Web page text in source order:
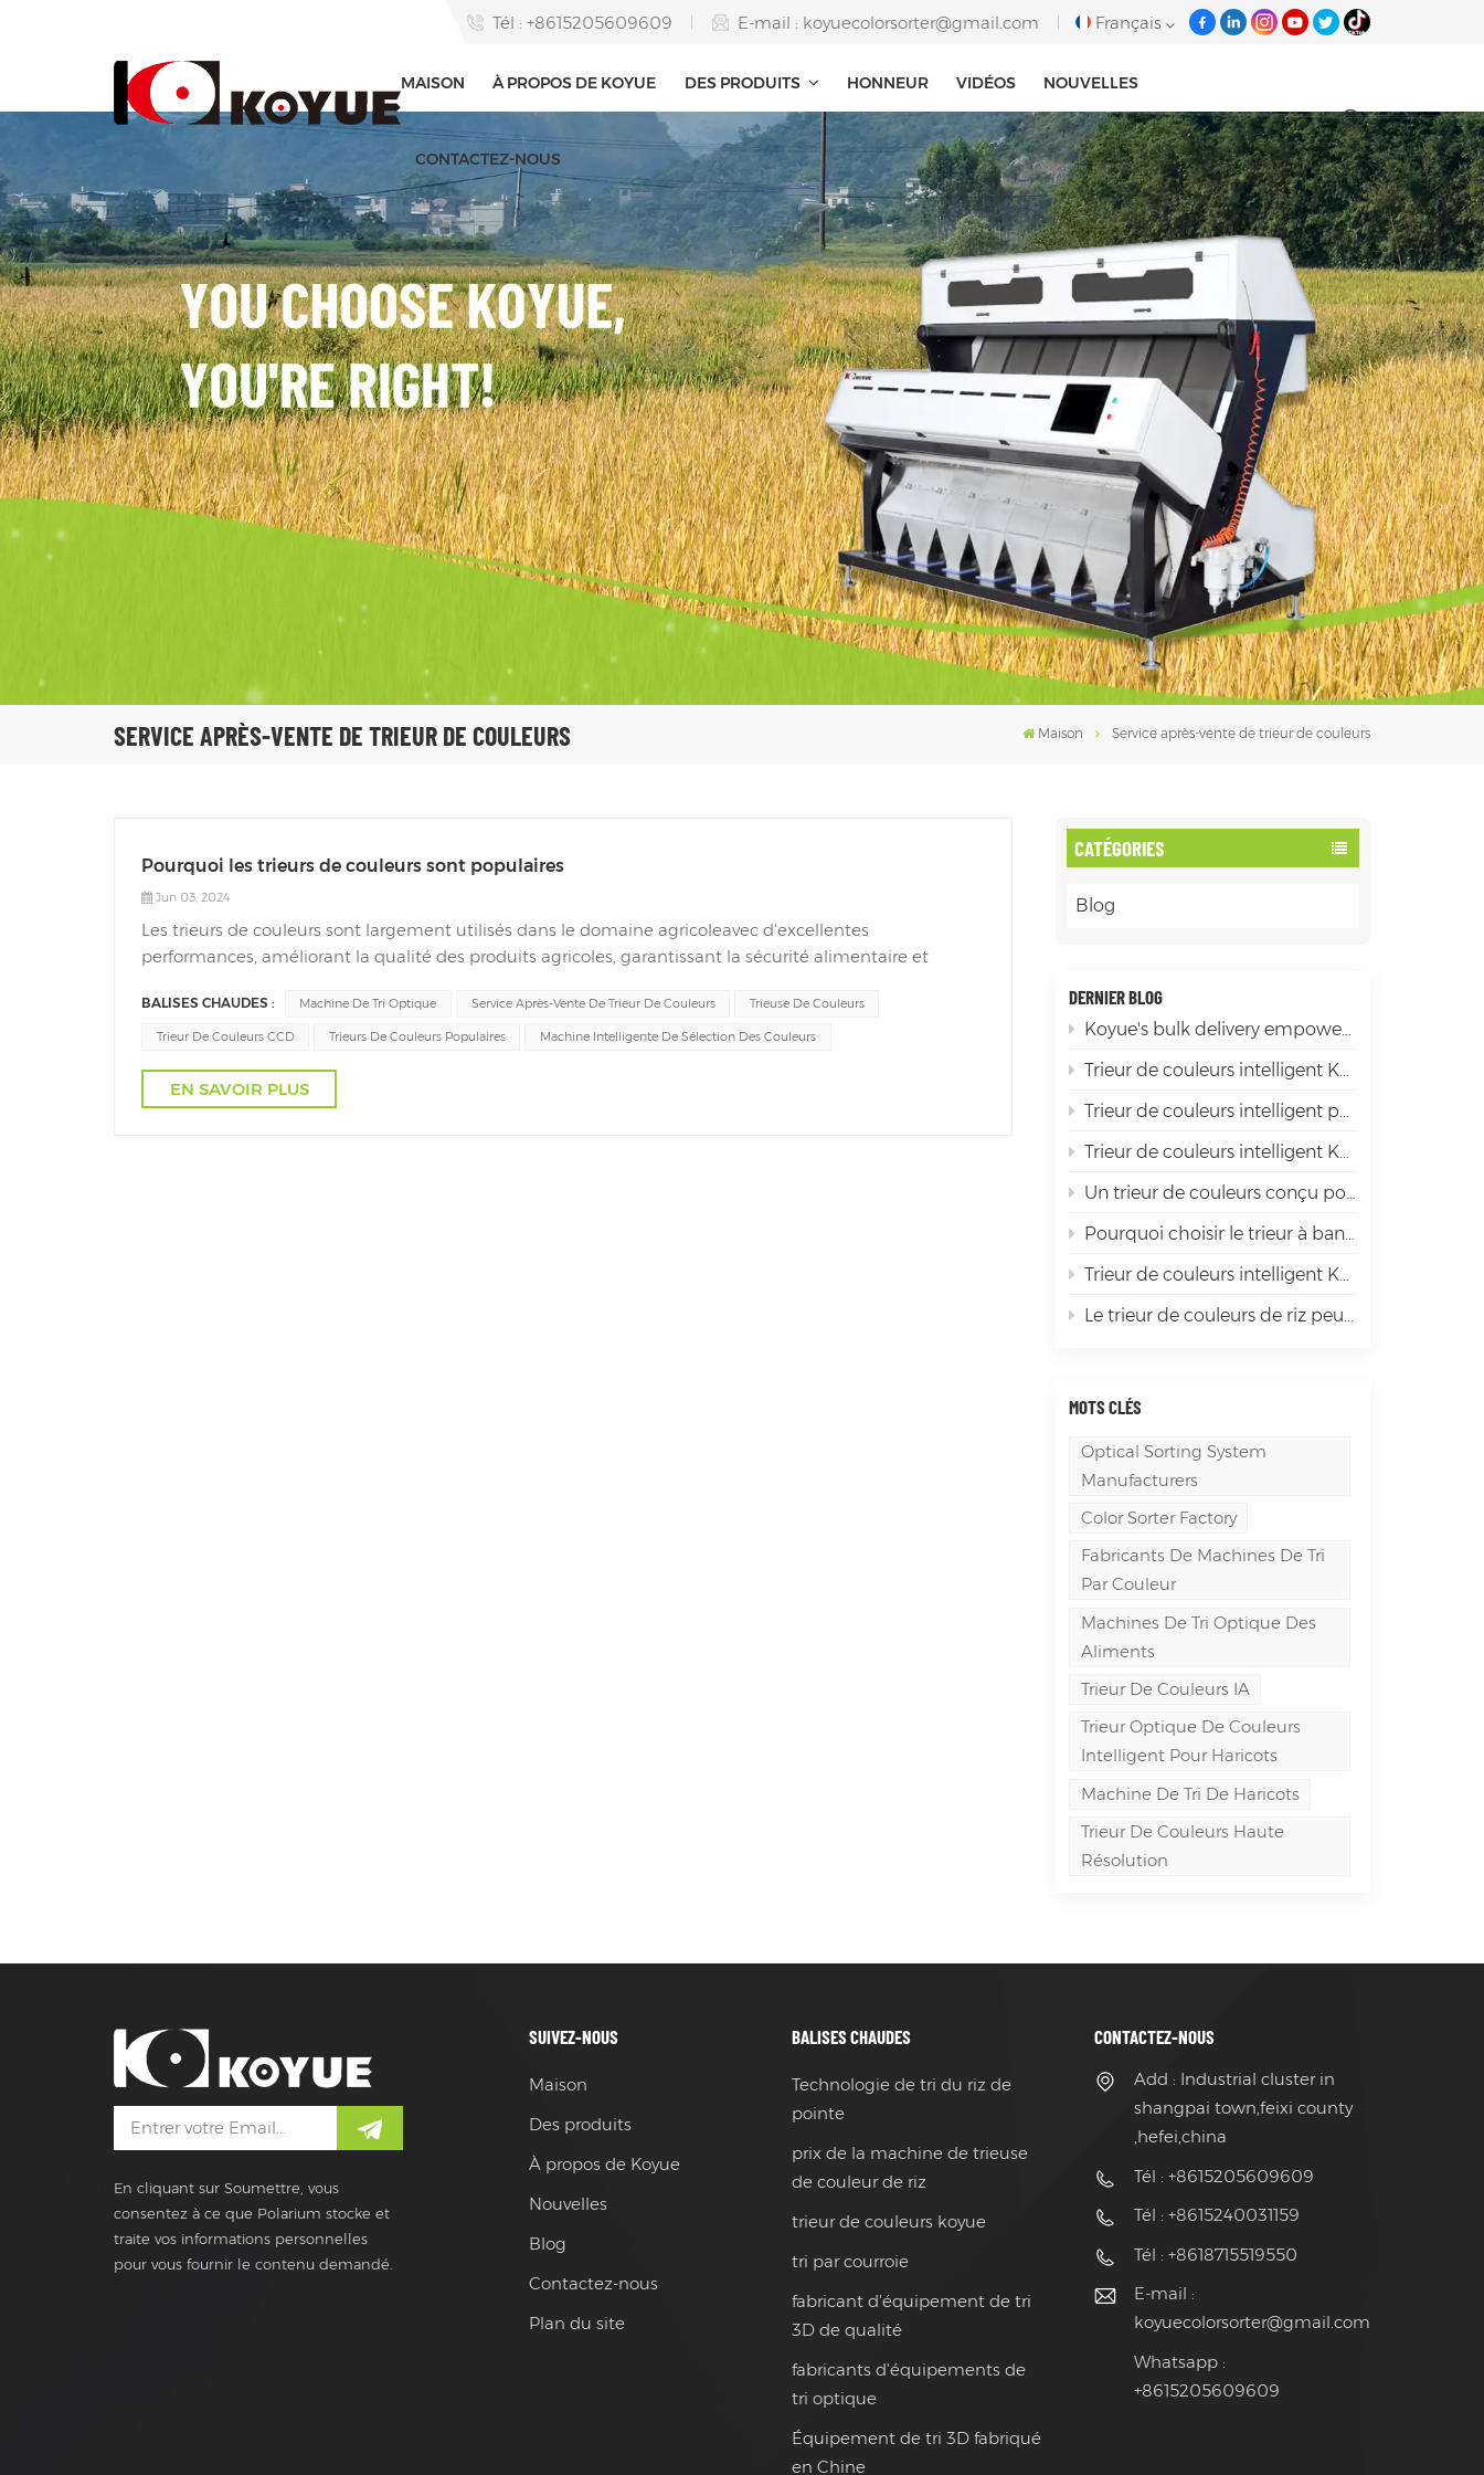
Tél : +8615205609609 E-mail : koyuecolorsorter@gmail.com Français
English
français
italiano
русский
español
português
Tiếng việt
العربية
فارسی
עברית
MAISON À PROPOS DE KOYUE DES PRODUITS HONNEUR VIDÉOS NOUVELLES
CONTACTEZ-NOUS
SERVICE APRÈS-VENTE DE TRIEUR DE COULEURS Maison Service après-vente de trieur de couleurs
CATÉGORIES
Blog
DERNIER BLOG
Koyue's bulk delivery empowers the sorting of premium products
Trieur de couleurs intelligent Koyue : du piment rouge aux ingrédients épicés de première qualité
Trieur de couleurs intelligent pour soja Koyue : élimination efficace des impuretés et sélection de bonnes graines de soja, le « gardien intelligent » pour la transformation du soja
Trieur de couleurs intelligent Koyue : faire briller le tri du mica
Un trieur de couleurs conçu pour la diversité des matériaux mondiaux
Pourquoi choisir le trieur à bande LD1200 ? Ceux qui l'ont déjà utilisé affirment qu'il « en vaut la peine ».
Trieur de couleurs intelligent Koyue : la « révolution de l'efficacité » dans le tri des grains, garantissant que chaque grain est de haute qualité
Le trieur de couleurs de riz peut-il réellement améliorer la valeur de chaque grain de riz ?
MOTS CLÉS
Optical Sorting System
Manufacturers
Color Sorter Factory
Fabricants De Machines De Tri
Par Couleur
Machines De Tri Optique Des
Aliments
Trieur De Couleurs IA
Trieur Optique De Couleurs
Intelligent Pour Haricots
Machine De Tri De Haricots
Trieur De Couleurs Haute
Résolution
Pourquoi les trieurs de couleurs sont populaires
Jun 03, 2024
Les trieurs de couleurs sont largement utilisés dans le domaine agricoleavec d'excellentes
performances, améliorant la qualité des produits agricoles, garantissant la sécurité alimentaire et
BALISES CHAUDES : Machine De Tri Optique Service Après-Vente De Trieur De Couleurs Trieuse De Couleurs
Trieur De Couleurs CCD Trieurs De Couleurs Populaires Machine Intelligente De Sélection Des Couleurs
EN SAVOIR PLUS
En cliquant sur Soumettre, vous
consentez à ce que Polarium stocke et
traite vos informations personnelles
pour vous fournir le contenu demandé.
SUIVEZ-NOUS
Maison
Des produits
À propos de Koyue
Nouvelles
Blog
Contactez-nous
Plan du site
BALISES CHAUDES
Technologie de tri du riz de
pointe
prix de la machine de trieuse
de couleur de riz
trieur de couleurs koyue
tri par courroie
fabricant d'équipement de tri
3D de qualité
fabricants d'équipements de
tri optique
Équipement de tri 3D fabriqué
en Chine
CONTACTEZ-NOUS
Add : Industrial cluster in
shangpai town,feixi county
,hefei,china
Tél : +8615205609609
Tél : +8615240031159
Tél : +8618715519550
E-mail :
koyuecolorsorter@gmail.com
Whatsapp :
+8615205609609